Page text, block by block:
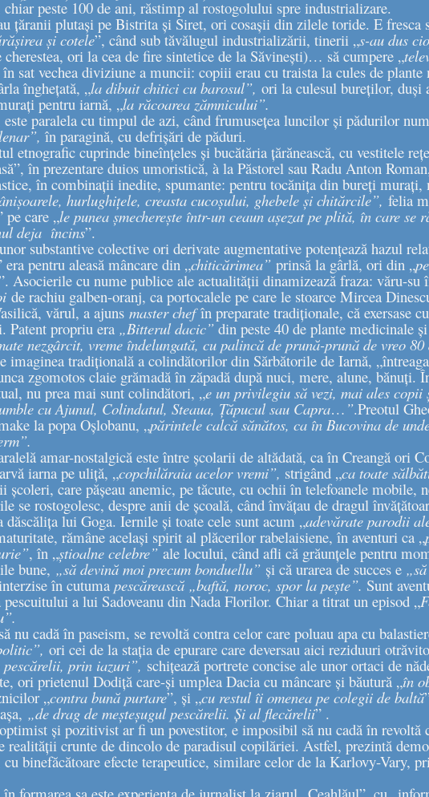
chiar peste 100 de ani, răstimp al rostogolului spre industrializare.
țăranii plutași pe Bistrita și Siret, ori cosașii din zilele toride. E fresca
și cotele”, când sub tăvălugul industrializării, tinerii „s-au dus
cherestea, ori la cea de fire sintetice de la Săvinești)… să cumpere „
sat vechea diviziune a muncii: copiii erau cu traista la cules de
înghețată, „la dibuit chitici cu barosul”, ori la culesul bureților, duși
pentru iarnă, „la răcoarea zămnicului”.
paralela cu timpul de azi, când frumusețea luncilor și pădurilor
în paragină, cu defrișări de păduri.
etnografic cuprinde bineînțeles și bucătăria țărănească, cu vestitele
în prezentare duios umoristică, à la Păstorel sau Radu Anton
în combinații inedite, spumante: pentru tocănița din bureți murați,
hurlughițele, creasta cucoșului, ghebele și chitărcile”, felia
pe care „le punea șmecherește într-un ceaun așezat pe plită, în care se
deja încins”.
substantive colective ori derivate augmentative potențează hazul
pentru aleasă mâncare din „chiticărimea”prinsă la gârlă, ori din „
Asocierile cu nume publice ale actualității dinamizează fraza: văru-su
de rachiu galben-oranj, ca portocalele pe care le stoarce Mircea
vărul, a ajuns master chefîn preparate tradiționale, că exersase
Patent propriu era „Bitterul dacic”din peste 40 de plante medicinale
nezgârcit, vreme îndelungată, cu palincă de prună-prună de vreo 80
imaginea tradițională a colindătorilor din Sărbătorile de Iarnă,
zgomotos claie grămadă în zăpadă după nuci, mere, alune, bănuți.
nu prea mai sunt colindători, „e un privilegiu să vezi, mai ales
cu Ajunul, Colindatul, Steaua, Țăpucul sau Capra… ”.Preotul
la popa Oșlobanu, „părintele calcă sănătos, ca în Bucovina de
amar-nostalgică este între școlarii de altădată, ca în Creangă ori
iarna pe uliță, „copchilăraia acelor vremi”, strigând „ca toate
școleri, care pășeau anemic, pe tăcute, cu ochii în telefoanele mobile,
se rostogolesc, despre anii de școală, când învățau de dragul
dăscălița lui Goga. Iernile și toate cele sunt acum „adevărate parodii
rămâne același spirit al plăcerilor rabelaisiene, în aventuri ca „
, în „știoalne celebre”ale locului, când afli că grăunțele pentru
bune, „să devină moi precum bonduellu”și că urarea de succes e„să
în cutuma pescărească „baftă, noroc, spor la pește”. Sunt
pescuitului a lui Sadoveanu din Nada Florilor. Chiar a titrat un episod „
nu cadă în paseism, se revoltă contra celor care poluau apa cu
ori cei de la stația de epurare care deversau aici reziduuri
pescărelii, prin iazuri”, schițează portrete concise ale unor ortaci de
ori prietenul Dodiță care-și umplea Dacia cu mâncare și băutură „în
„contra bună purtare”, și „cu restul îi omenea pe colegii de baltă
„de drag de meșteșugul pescărelii. Și al flecărelii” .
și pozitivist ar fi un povestitor, e imposibil să nu cadă în revoltă
realității crunte de dincolo de paradisul copilăriei. Astfel, prezintă
binefăcătoare efecte terapeutice, similare celor de la Karlovy-Vary,